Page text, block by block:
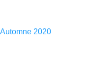
2020